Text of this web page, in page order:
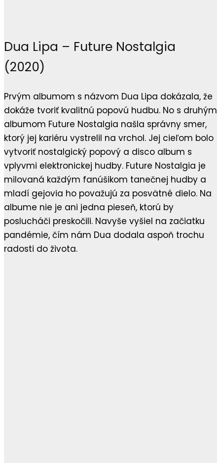
Dua Lipa – Future Nostalgia
(2020)
Prvým albumom s názvom Dua Lipa dokázala, že
dokáže tvoriť kvalitnú popovú hudbu. No s druhým
albumom Future Nostalgia našla správny smer,
ktorý jej kariéru vystrelil na vrchol. Jej cieľom bolo
vytvoriť nostalgický popový a disco album s
vplyvmi elektronickej hudby. Future Nostalgia je
milovaná každým fanúšikom tanečnej hudby a
mladí gejovia ho považujú za posvätné dielo. Na
albume nie je ani jedna pieseň, ktorú by
poslucháči preskočili. Navyše vyšiel na začiatku
pandémie, čím nám Dua dodala aspoň trochu
radosti do života.